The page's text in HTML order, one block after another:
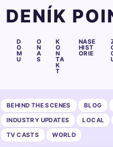
DENÍK
D
O
M
U
O
N
A
S
K
O
N
TA
K
T
NASE
HIST
ORIE
BEHIND THE SCENES BLOG
INDUSTRY UPDATES LOCAL
TV CASTS WORLD